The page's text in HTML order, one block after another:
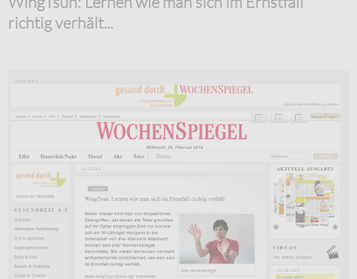
richtig verhält...